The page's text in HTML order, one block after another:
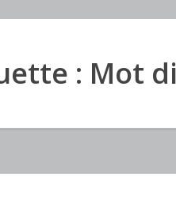
: Mot